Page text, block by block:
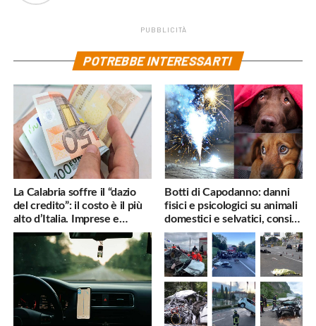
PUBBLICITÀ
POTREBBE INTERESSARTI
La Calabria soffre il “dazio
del credito”: il costo è il più
alto d’Italia. Imprese e
famiglie penalizzate
Botti di Capodanno: danni
fisici e psicologici su animali
domestici e selvatici, consigli
utili